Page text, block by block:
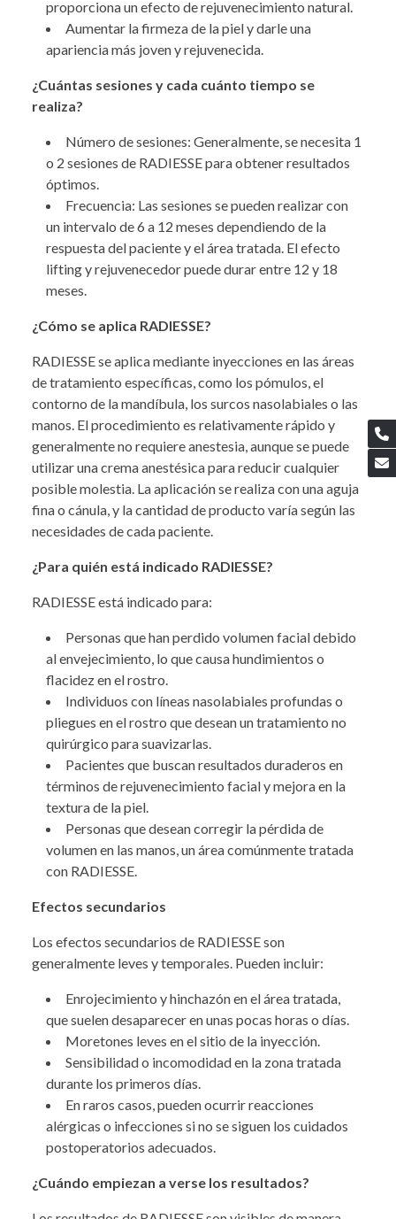
proporciona un efecto de rejuvenecimiento natural.
Aumentar la firmeza de la piel y darle una
apariencia más joven y rejuvenecida.
¿Cuántas sesiones y cada cuánto tiempo se
realiza?
Número de sesiones: Generalmente, se necesita 1
o 2 sesiones de RADIESSE para obtener resultados
óptimos.
Frecuencia: Las sesiones se pueden realizar con
un intervalo de 6 a 12 meses dependiendo de la
respuesta del paciente y el área tratada. El efecto
lifting y rejuvenecedor puede durar entre 12 y 18
meses.
¿Cómo se aplica RADIESSE?
RADIESSE se aplica mediante inyecciones en las áreas
de tratamiento específicas, como los pómulos, el
contorno de la mandíbula, los surcos nasolabiales o las
manos. El procedimiento es relativamente rápido y
generalmente no requiere anestesia, aunque se puede
utilizar una crema anestésica para reducir cualquier
posible molestia. La aplicación se realiza con una aguja
fina o cánula, y la cantidad de producto varía según las
necesidades de cada paciente.
¿Para quién está indicado RADIESSE?
RADIESSE está indicado para:
Personas que han perdido volumen facial debido
al envejecimiento, lo que causa hundimientos o
flacidez en el rostro.
Individuos con líneas nasolabiales profundas o
pliegues en el rostro que desean un tratamiento no
quirúrgico para suavizarlas.
Pacientes que buscan resultados duraderos en
términos de rejuvenecimiento facial y mejora en la
textura de la piel.
Personas que desean corregir la pérdida de
volumen en las manos, un área comúnmente tratada
con RADIESSE.
Efectos secundarios
Los efectos secundarios de RADIESSE son
generalmente leves y temporales. Pueden incluir:
Enrojecimiento y hinchazón en el área tratada,
que suelen desaparecer en unas pocas horas o días.
Moretones leves en el sitio de la inyección.
Sensibilidad o incomodidad en la zona tratada
durante los primeros días.
En raros casos, pueden ocurrir reacciones
alérgicas o infecciones si no se siguen los cuidados
postoperatorios adecuados.
¿Cuándo empiezan a verse los resultados?